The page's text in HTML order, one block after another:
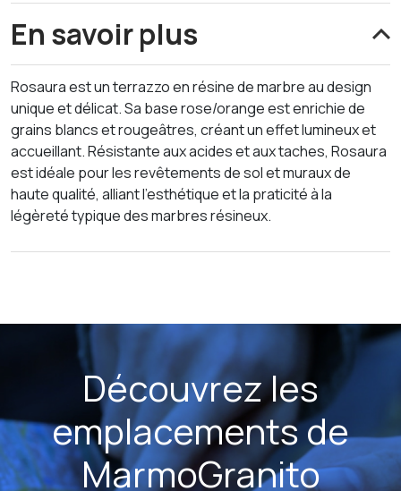
En savoir plus
Rosaura est un terrazzo en résine de marbre au design
unique et délicat. Sa base rose/orange est enrichie de
grains blancs et rougeâtres, créant un effet lumineux et
accueillant. Résistante aux acides et aux taches, Rosaura
est idéale pour les revêtements de sol et muraux de
haute qualité, alliant l’esthétique et la praticité à la
légèreté typique des marbres résineux.
Découvrez les
emplacements de
MarmoGranito